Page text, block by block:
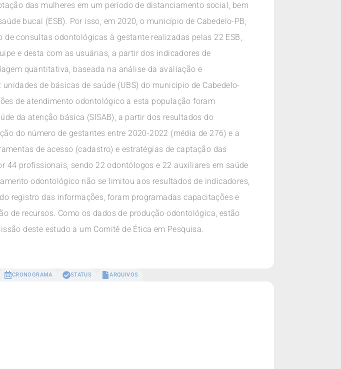
das mulheres em um período de distanciamento social, bem
bucal (ESB). Por isso, em 2020, o município de Cabedelo-PB,
consultas odontológicas à gestante realizadas pelas 22 ESB,
e desta com as usuárias, a partir dos indicadores de
quantitativa, baseada na análise da avaliação e
de básicas de saúde (UBS) do município de Cabedelo-
de atendimento odontológico a esta população foram
da atenção básica (SISAB), a partir dos resultados do
do número de gestantes entre 2020-2022 (média de 276) e a
de acesso (cadastro) e estratégias de captação das
44 profissionais, sendo 22 odontólogos e 22 auxiliares em saúde
odontológico não se limitou aos resultados de indicadores,
registro das informações, foram programadas capacitações e
de recursos. Como os dados de produção odontológica, estão
deste estudo a um Comitê de Ética em Pesquisa.
CRONOGRAMA STATUS ARQUIVOS